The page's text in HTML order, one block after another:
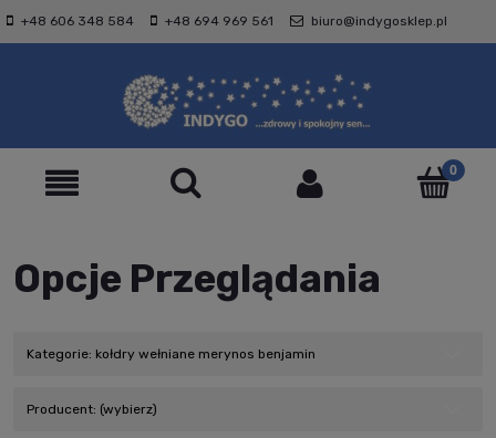
+48 606 348 584 +48 694 969 561 biuro@indygosklep.pl
Opcje Przeglądania
Kategorie: kołdry wełniane merynos benjamin
Producent: (wybierz)